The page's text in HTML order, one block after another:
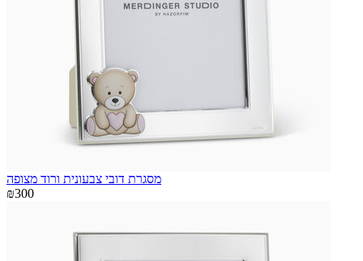
מסגרת דובי צבעונית ורוד מצופה
₪300